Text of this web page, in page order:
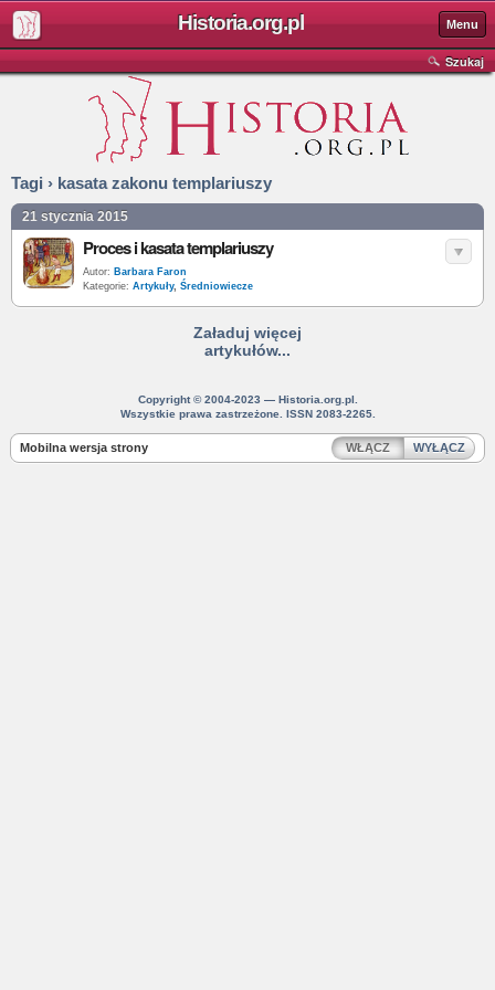
Historia.org.pl Menu
Szukaj
Tagi › kasata zakonu templariuszy
21 stycznia 2015
Proces i kasata templariuszy
Autor: Barbara Faron
Kategorie: Artykuły, Średniowiecze
Załaduj więcej
artykułów...
Copyright © 2004-2023 — Historia.org.pl.
Wszystkie prawa zastrzeżone. ISSN 2083-2265.
Mobilna wersja strony WŁĄCZ WYŁĄCZ